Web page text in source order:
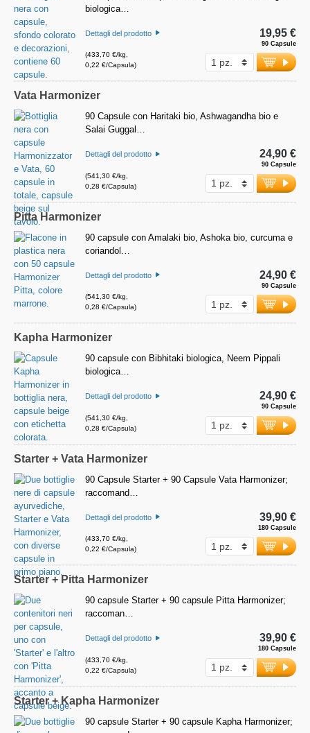
biologica…
Dettagli del prodotto
(433,70 €/kg,
0,22 €/Capsula)
90 Capsule
19,95 €
Vata Harmonizer
90 Capsule con Haritaki bio, Ashwagandha bio e
Salai Guggal…
Dettagli del prodotto
(541,30 €/kg,
0,28 €/Capsula)
90 Capsule
24,90 €
Pitta Harmonizer
90 capsule con Amalaki bio, Ashoka bio, curcuma e
coriandol…
Dettagli del prodotto
(541,30 €/kg,
0,28 €/Capsula)
90 Capsule
24,90 €
Kapha Harmonizer
90 capsule con Bibhitaki biologica, Neem Pippali
biologica…
Dettagli del prodotto
(541,30 €/kg,
0,28 €/Capsula)
90 Capsule
24,90 €
Starter + Vata Harmonizer
90 Capsule Starter + 90 Capsule Vata Harmonizer;
raccomand…
Dettagli del prodotto
(433,70 €/kg,
0,22 €/Capsula)
180 Capsule
39,90 €
Starter + Pitta Harmonizer
90 capsule Starter + 90 capsule Pitta Harmonizer;
raccoman…
Dettagli del prodotto
(433,70 €/kg,
0,22 €/Capsula)
180 Capsule
39,90 €
Starter + Kapha Harmonizer
90 capsule Starter + 90 capsule Kapha Harmonizer;